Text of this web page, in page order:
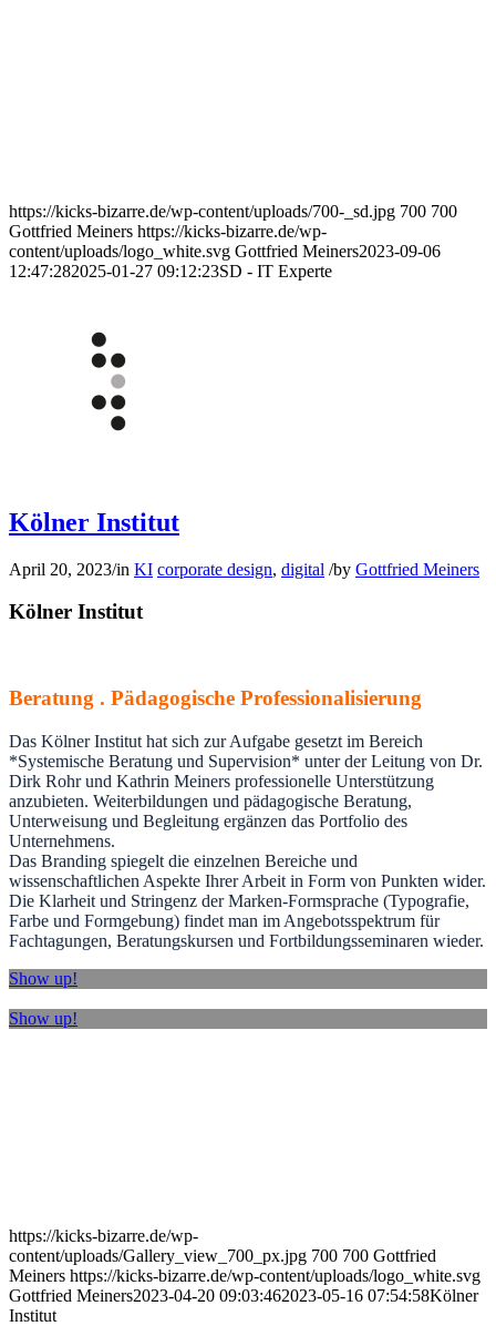
https://kicks-bizarre.de/wp-content/uploads/700-_sd.jpg 700 700
Gottfried Meiners https://kicks-bizarre.de/wp-
content/uploads/logo_white.svg Gottfried Meiners2023-09-06
12:47:282025-01-27 09:12:23SD - IT Experte
Kölner Institut
April 20, 2023/in KI corporate design, digital /by Gottfried Meiners
Kölner Institut
Beratung . Pädagogische Professionalisierung
Das Kölner Institut hat sich zur Aufgabe gesetzt im Bereich
*Systemische Beratung und Supervision* unter der Leitung von Dr.
Dirk Rohr und Kathrin Meiners professionelle Unterstützung
anzubieten. Weiterbildungen und pädagogische Beratung,
Unterweisung und Begleitung ergänzen das Portfolio des
Unternehmens.
Das Branding spiegelt die einzelnen Bereiche und
wissenschaftlichen Aspekte Ihrer Arbeit in Form von Punkten wider.
Die Klarheit und Stringenz der Marken-Formsprache (Typografie,
Farbe und Formgebung) findet man im Angebotsspektrum für
Fachtagungen, Beratungskursen und Fortbildungsseminaren wieder.
Show up!
Show up!
https://kicks-bizarre.de/wp-
content/uploads/Gallery_view_700_px.jpg 700 700 Gottfried
Meiners https://kicks-bizarre.de/wp-content/uploads/logo_white.svg
Gottfried Meiners2023-04-20 09:03:462023-05-16 07:54:58Kölner
Institut